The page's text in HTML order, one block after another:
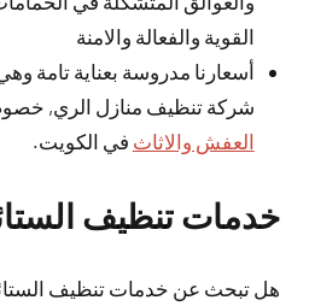
القوية والفعالة والامنة
أسعارنا مدروسة بعناية تامة
شركة تنظيف منازل الري,
العفش والاثاث في الكويت.
خدمات تنظيف
هل تبحث عن خدمات تنظيف